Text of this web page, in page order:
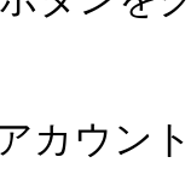
カウン